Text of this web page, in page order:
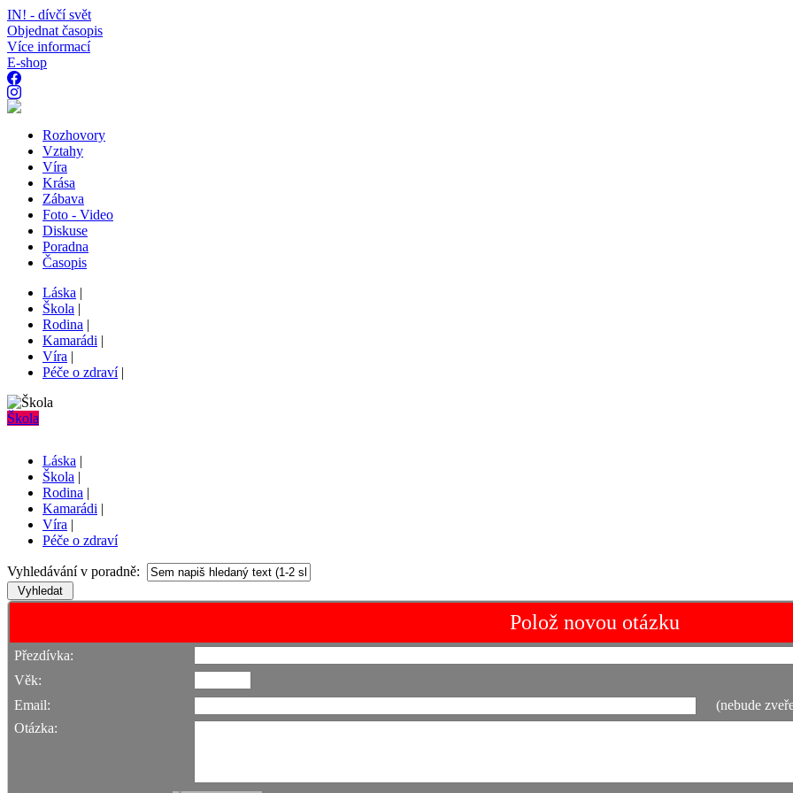
IN! - dívčí svět
Objednat časopis
Více informací
E-shop
Rozhovory
Vztahy
Víra
Krása
Zábava
Foto - Video
Diskuse
Poradna
Časopis
Láska |
Škola |
Rodina |
Kamarádi |
Víra |
Péče o zdraví|
Škola
Láska |
Škola |
Rodina |
Kamarádi |
Víra |
Péče o zdraví
Vyhledávání v poradně:
Polož novou otázku
Přezdívka:
Věk:
Email:
(nebude
Otázka: